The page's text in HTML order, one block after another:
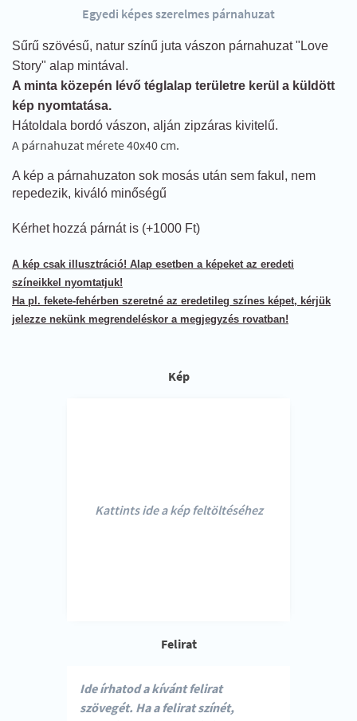
Egyedi képes szerelmes párnahuzat
Sűrű szövésű, natur színű juta vászon párnahuzat "Love
Story" alap mintával.
A minta közepén lévő téglalap területre kerül a küldött
kép nyomtatása.
Hátoldala bordó vászon, alján zipzáras kivitelű.
A párnahuzat mérete 40x40 cm.
A kép a párnahuzaton sok mosás után sem fakul, nem
repedezik, kiváló minőségű
Kérhet hozzá párnát is (+1000 Ft)
A kép csak illusztráció! Alap esetben a képeket az eredeti
színeikkel nyomtatjuk!
Ha pl. fekete-fehérben szeretné az eredetileg színes képet, kérjük
jelezze nekünk megrendeléskor a megjegyzés rovatban!
Kép
Kattints ide a kép feltöltéséhez
Felirat